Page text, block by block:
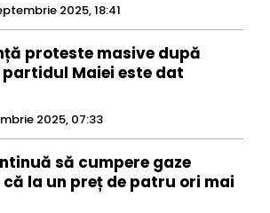
2025, 18:41
proteste masive după
Maiei este dat
2025, 07:33
să cumpere gaze
la un preț de patru ori mai